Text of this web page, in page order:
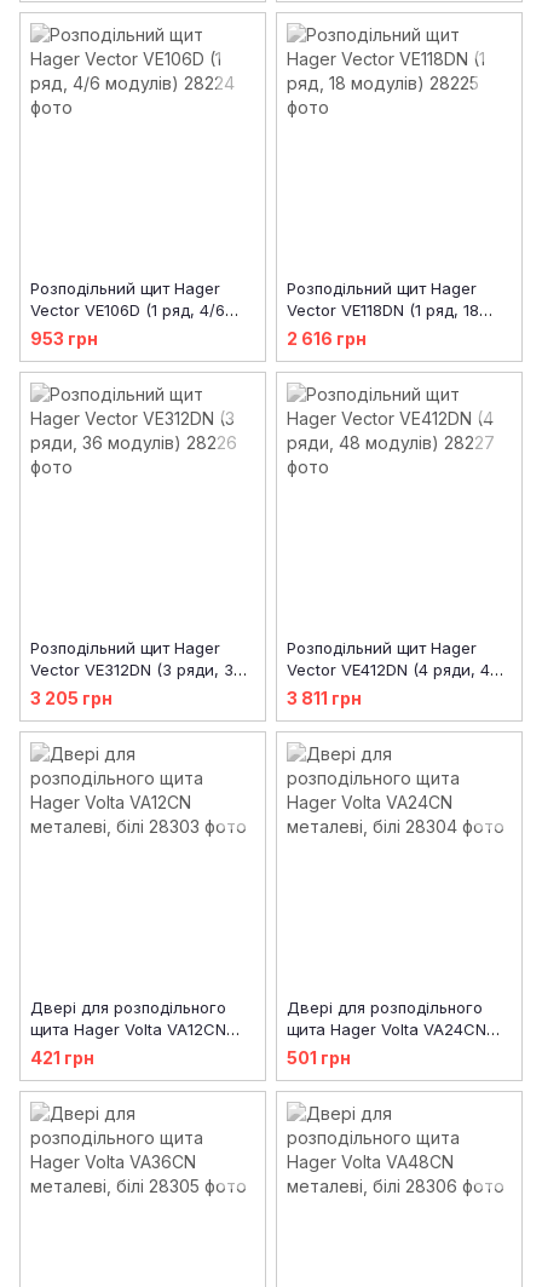
Розподільний щит Hager
Vector VE106D (1 ряд, 4/6
модулів)
953 грн
Розподільний щит Hager
Vector VE118DN (1 ряд, 18
модулів)
2 616 грн
Розподільний щит Hager
Vector VE312DN (3 ряди, 36
модулів)
3 205 грн
Розподільний щит Hager
Vector VE412DN (4 ряди, 48
модулів)
3 811 грн
Двері для розподільного
щита Hager Volta VA12CN
металеві, білі
421 грн
Двері для розподільного
щита Hager Volta VA24CN
металеві, білі
501 грн